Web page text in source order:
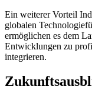
Ein weiterer Vorteil
globalen
ermöglichen es dem
Entwicklungen zu
integrieren.